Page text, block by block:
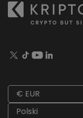
€ EUR
Polski